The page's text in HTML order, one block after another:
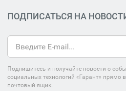
ПОДПИСАТЬСЯ НА
Подпишитесь и получайте новости о
социальных технологий «Гарант» прямо
почтовый ящик.